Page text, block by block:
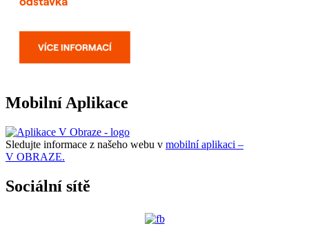
Mobilní Aplikace
Sledujte informace z našeho webu v mobilní aplikaci –
V OBRAZE.
Sociální sítě